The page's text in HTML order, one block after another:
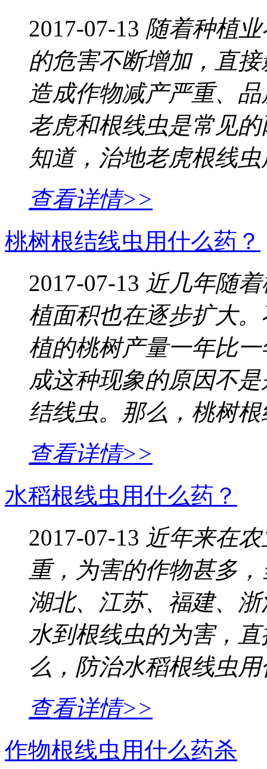
2017-07-13 随着种植
的危害不断增加，直
造成作物减产严重、
老虎和根线虫是常见
知道，治地老虎根线
查看详情>>
桃树根结线虫用什么药？
2017-07-13 近几年随
植面积也在逐步扩大
植的桃树产量一年比
成这种现象的原因不
结线虫。那么，桃树
查看详情>>
水稻根线虫用什么药？
2017-07-13 近年来在
重，为害的作物甚多
湖北、江苏、福建、
水到根线虫的为害，
么，防治水稻根线虫
查看详情>>
作物根线虫用什么药杀